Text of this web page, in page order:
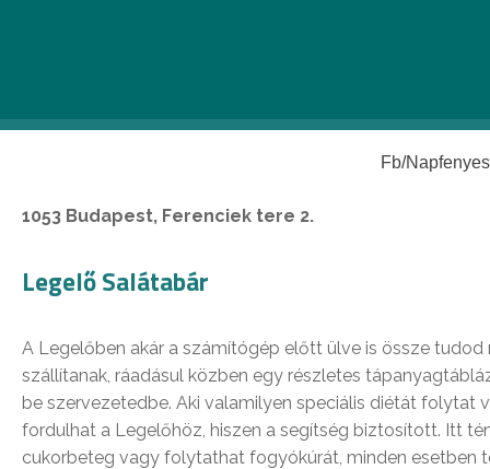
Fb/
1053 Budapest, Ferenciek tere 2.
Legelő Salátabár
A Legelőben akár a számítógép előtt ülve is össze
szállítanak, ráadásul közben egy részletes
be szervezetedbe. Aki valamilyen speciális diétát folytat
fordulhat a Legelőhöz, hiszen a segítség biztosított. Itt
cukorbeteg vagy folytathat fogyókúrát, minden esetben